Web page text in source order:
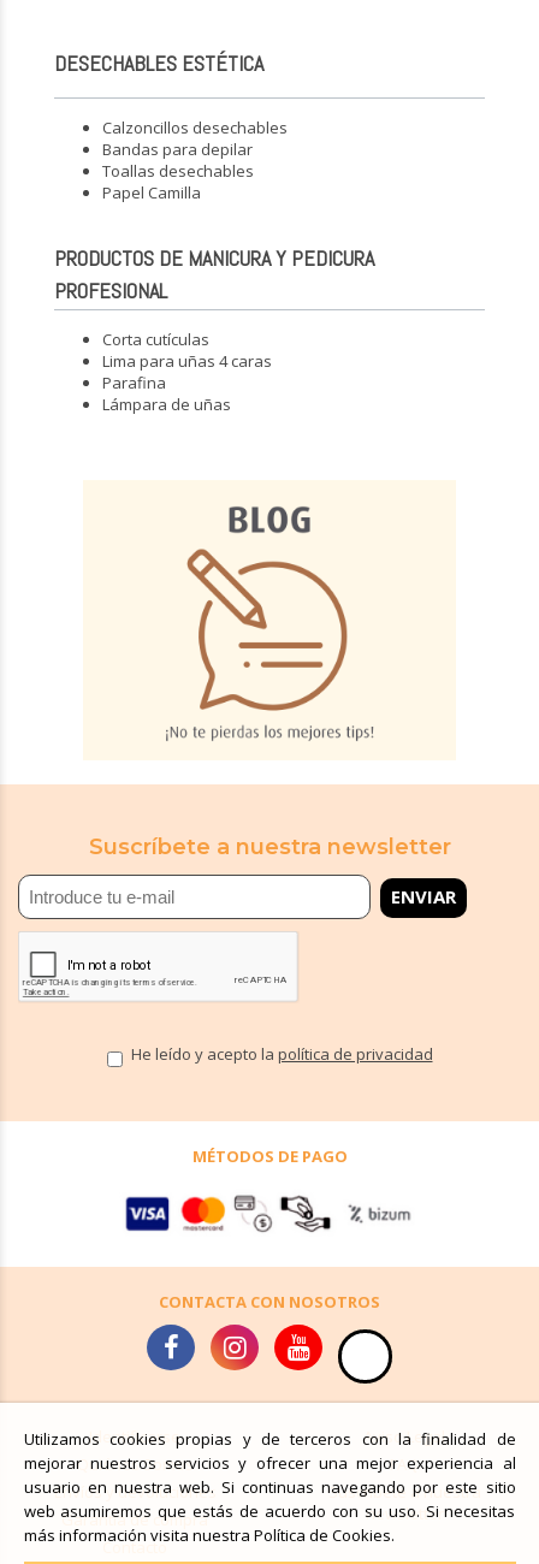
DESECHABLES ESTÉTICA
Calzoncillos desechables
Bandas para depilar
Toallas desechables
Papel Camilla
PRODUCTOS DE MANICURA Y PEDICURA
PROFESIONAL
Corta cutículas
Lima para uñas 4 caras
Parafina
Lámpara de uñas
Suscríbete a nuestra newsletter
He leído y acepto la política de privacidad
MÉTODOS DE PAGO
CONTACTA CON NOSOTROS
Identificarse
Quiénes Somos
Envíos y devoluciones
Garantía de compra
Contacto
Aviso Legal
FAQ
Suscríbete a nuestra
newsletter
Utilizamos cookies propias y de terceros con la finalidad de
mejorar nuestros servicios y ofrecer una mejor experiencia al
usuario en nuestra web. Si continuas navegando por este sitio
web asumiremos que estás de acuerdo con su uso. Si necesitas
más información visita nuestra Política de Cookies.